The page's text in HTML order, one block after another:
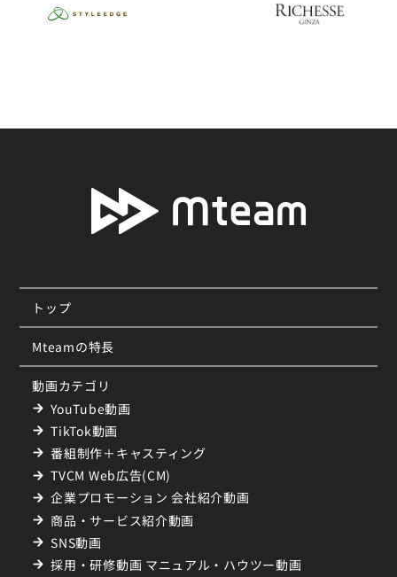
トップ
Mteamの特長
動画カテゴリ
YouTube動画
TikTok動画
番組制作＋キャスティング
TVCM Web広告(CM)
企業プロモーション 会社紹介動画
商品・サービス紹介動画
SNS動画
採用・研修動画 マニュアル・ハウツー動画